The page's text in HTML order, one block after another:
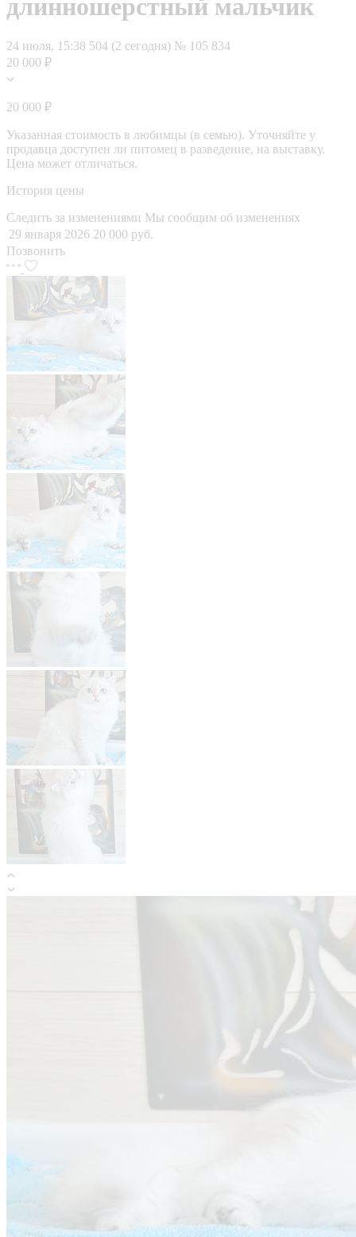
длинношерстный мальчик
24 июля, 15:38 504 (2 сегодня) № 105 834
20 000 ₽
20 000 ₽
Указанная стоимость в любимцы (в семью). Уточняйте у
продавца доступен ли питомец в разведение, на выставку.
Цена может отличаться.
История цены
Следить за изменениями Мы сообщим об изменениях
29 января 2026 20 000 руб.
Позвонить